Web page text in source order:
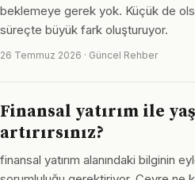
beklemeye gerek yok. Küçük de
süreçte büyük fark oluşturuyor.
26 Temmuz 2026 · Güncel Rehber
Finansal yatırım ile
artırırsınız?
finansal yatırım alanındaki bilginin